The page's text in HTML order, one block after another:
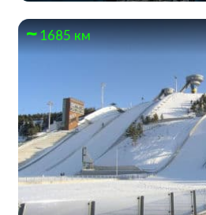
1685 км